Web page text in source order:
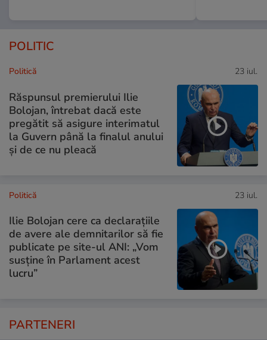
POLITIC
Politică 23 iul.
Răspunsul premierului Ilie
Bolojan, întrebat dacă este
pregătit să asigure interimatul
la Guvern până la finalul anului
și de ce nu pleacă
Politică 23 iul.
Ilie Bolojan cere ca declarațiile
de avere ale demnitarilor să fie
publicate pe site-ul ANI: „Vom
susține în Parlament acest
lucru”
PARTENERI